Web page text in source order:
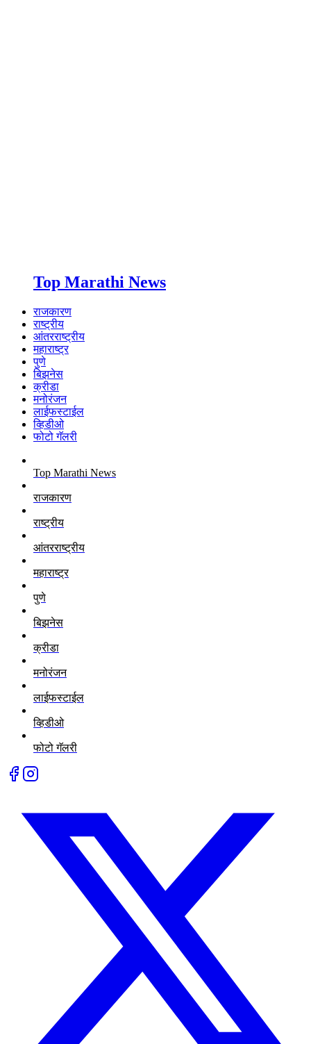
Top Marathi News
राजकारण
राष्ट्रीय
आंतरराष्ट्रीय
महाराष्ट्र
पुणे
बिझनेस
क्रीडा
मनोरंजन
लाईफस्टाईल
व्हिडीओ
फोटो गॅलरी
Top Marathi News
राजकारण
राष्ट्रीय
आंतरराष्ट्रीय
महाराष्ट्र
पुणे
बिझनेस
क्रीडा
मनोरंजन
लाईफस्टाईल
व्हिडीओ
फोटो गॅलरी